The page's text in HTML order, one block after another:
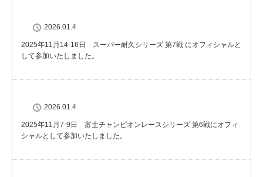
2026.01.4
2025年11月14-16日 スーパー耐久シリーズ 第7戦 にオフィシャルと
して参加いたしました。
2026.01.4
2025年11月7-9日 富士チャンピオンレースシリーズ 第6戦にオフィ
シャルとして参加いたしました。